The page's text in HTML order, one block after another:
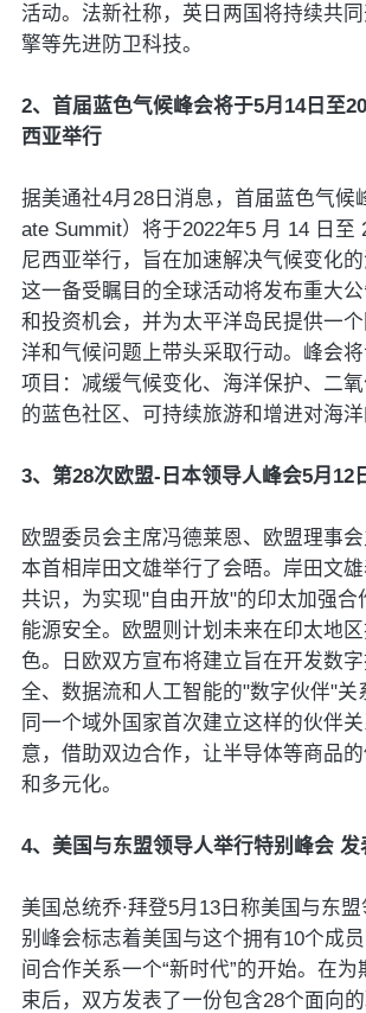
活动。法新社称，英日两国将持续共同
擎等先进防卫科技。
2、首届蓝色气候峰会将于5月14日至
西亚举行
据美通社4月28日消息，首届蓝色气候
ate Summit）将于2022年5 月 14 日至
尼西亚举行，旨在加速解决气候变化的
这一备受瞩目的全球活动将发布重大
和投资机会，并为太平洋岛民提供一
洋和气候问题上带头采取行动。峰会
项目：减缓气候变化、海洋保护、二
的蓝色社区、可持续旅游和增进对海洋
3、第28次欧盟-日本领导人峰会5月12
欧盟委员会主席冯德莱恩、欧盟理事
本首相岸田文雄举行了会晤。岸田文
共识，为实现"自由开放"的印太加强合
能源安全。欧盟则计划未来在印太地
色。日欧双方宣布将建立旨在开发数
全、数据流和人工智能的"数字伙伴"关
同一个域外国家首次建立这样的伙伴
意，借助双边合作，让半导体等商品
和多元化。
4、美国与东盟领导人举行特别峰会 发
美国总统乔∙拜登5月13日称美国与东
别峰会标志着美国与这个拥有10个成
间合作关系一个“新时代”的开始。在
束后，双方发表了一份包含28个面向的